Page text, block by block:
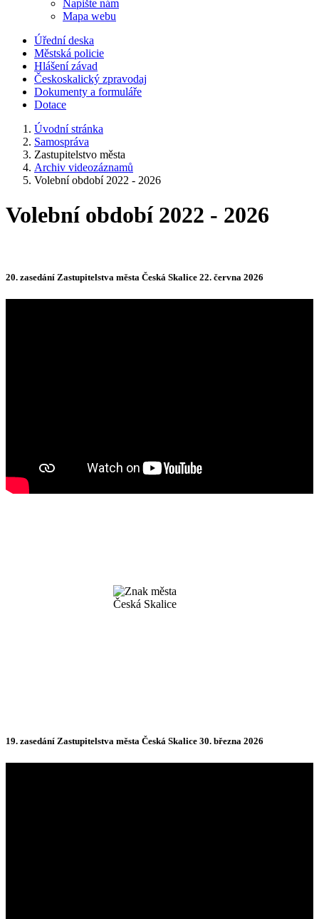
Napište nám
Mapa webu
Úřední deska
Městská policie
Hlášení závad
Českoskalický zpravodaj
Dokumenty a formuláře
Dotace
Úvodní stránka
Samospráva
Zastupitelstvo města
Archiv videozáznamů
Volební období 2022 - 2026
Volební období 2022 - 2026
20. zasedání Zastupitelstva města Česká Skalice 22. června 2026
19. zasedání Zastupitelstva města Česká Skalice 30. března 2026